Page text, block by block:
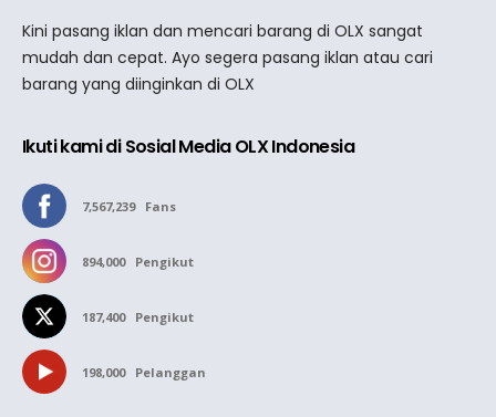
Kini pasang iklan dan mencari barang di OLX sangat
mudah dan cepat. Ayo segera pasang iklan atau cari
barang yang diinginkan di OLX
Ikuti kami di Sosial Media OLX Indonesia
7,567,239 Fans
894,000 Pengikut
187,400 Pengikut
198,000 Pelanggan